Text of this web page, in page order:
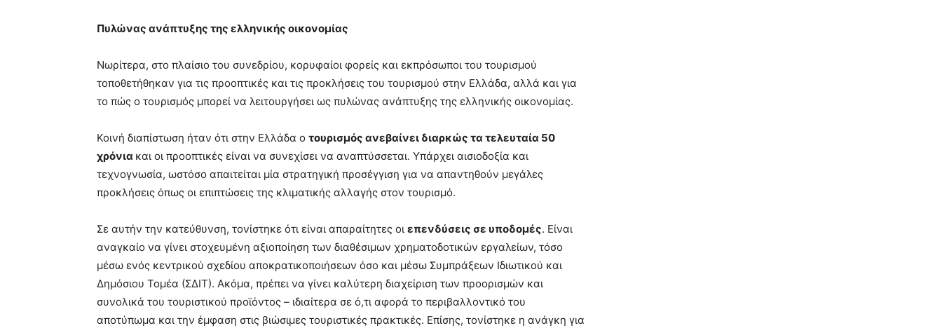
Πυλώνας ανάπτυξης της ελληνικής οικονομίας
Νωρίτερα, στο πλαίσιο του συνεδρίου, κορυφαίοι φορείς και εκπρόσωποι του τουρισμού
τοποθετήθηκαν για τις προοπτικές και τις προκλήσεις του τουρισμού στην Ελλάδα, αλλά και για
το πώς ο τουρισμός μπορεί να λειτουργήσει ως πυλώνας ανάπτυξης της ελληνικής οικονομίας.
Κοινή διαπίστωση ήταν ότι στην Ελλάδα ο τουρισμός ανεβαίνει διαρκώς τα τελευταία 50
χρόνια και οι προοπτικές είναι να συνεχίσει να αναπτύσσεται. Υπάρχει αισιοδοξία και
τεχνογνωσία, ωστόσο απαιτείται μία στρατηγική προσέγγιση για να απαντηθούν μεγάλες
προκλήσεις όπως οι επιπτώσεις της κλιματικής αλλαγής στον τουρισμό.
Σε αυτήν την κατεύθυνση, τονίστηκε ότι είναι απαραίτητες οι επενδύσεις σε υποδομές. Είναι
αναγκαίο να γίνει στοχευμένη αξιοποίηση των διαθέσιμων χρηματοδοτικών εργαλείων, τόσο
μέσω ενός κεντρικού σχεδίου αποκρατικοποιήσεων όσο και μέσω Συμπράξεων Ιδιωτικού και
Δημόσιου Τομέα (ΣΔΙΤ). Ακόμα, πρέπει να γίνει καλύτερη διαχείριση των προορισμών και
συνολικά του τουριστικού προϊόντος – ιδιαίτερα σε ό,τι αφορά το περιβαλλοντικό του
αποτύπωμα και την έμφαση στις βιώσιμες τουριστικές πρακτικές. Επίσης, τονίστηκε η ανάγκη για